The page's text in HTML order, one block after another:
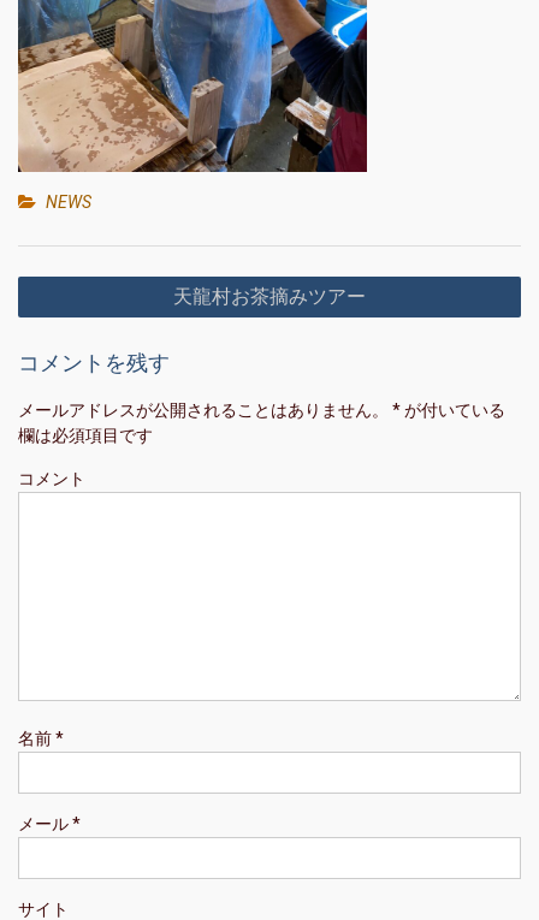
NEWS
投
稿
ナ
ゲ
シ
天龍村お茶摘みツアー
コメントを残す
メールアドレスが公開されることはありません。 *が付いている
欄は必須項目です
コメント
名前*
メール*
サイト